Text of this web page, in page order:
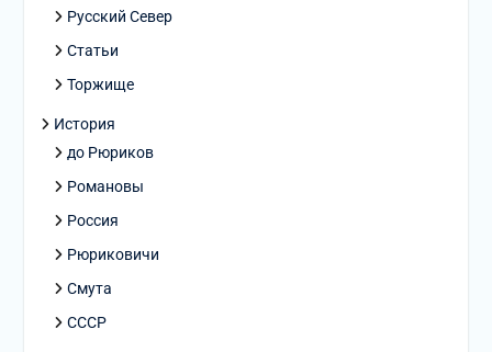
Русский Север
Статьи
Торжище
История
до Рюриков
Романовы
Россия
Рюриковичи
Смута
СССР